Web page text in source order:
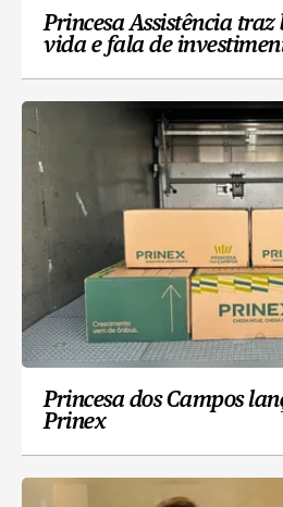
Princesa Assistência traz
vida e fala de
Princesa dos Campos
Prinex